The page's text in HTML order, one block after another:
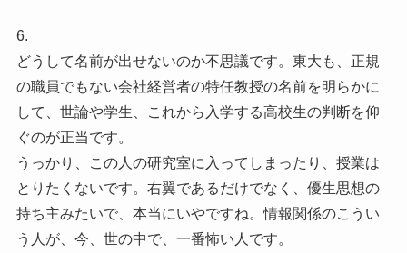
6.
どうして名前が出せないのか不思議です。東大も、正規
の職員でもない会社経営者の特任教授の名前を明らかに
して、世論や学生、これから入学する高校生の判断を仰
ぐのが正当です。
うっかり、この人の研究室に入ってしまったり、授業は
とりたくないです。右翼であるだけでなく、優生思想の
持ち主みたいで、本当にいやですね。情報関係のこうい
う人が、今、世の中で、一番怖い人です。